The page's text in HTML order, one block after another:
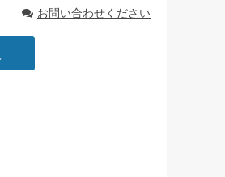
お問い合わせください